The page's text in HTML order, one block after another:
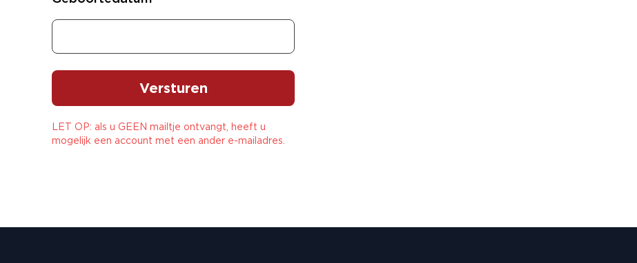
Versturen
LET OP: als u GEEN mailtje ontvangt, heeft u
mogelijk een account met een ander e-mailadres.